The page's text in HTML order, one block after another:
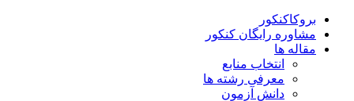
بروکاکنکور
مشاوره رایگان کنکور
مقاله ها
انتخاب منابع
معرفی رشته ها
دانش آزمون